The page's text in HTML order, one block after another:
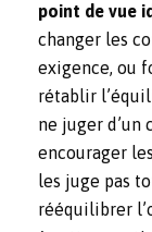
point de vue
changer les
exigence, ou
rétablir
ne juger d’un
encourager
les juge pas
rééquilibrer